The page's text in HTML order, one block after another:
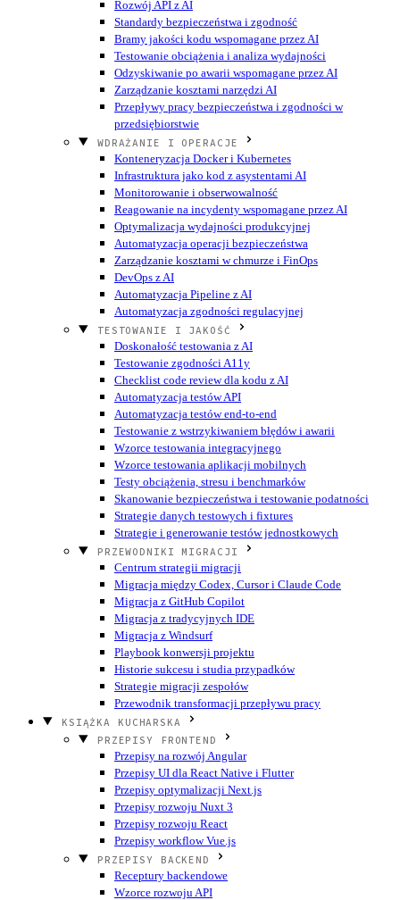
Rozwój API z AI
Standardy bezpieczeństwa i zgodność
Bramy jakości kodu wspomagane przez AI
Testowanie obciążenia i analiza wydajności
Odzyskiwanie po awarii wspomagane przez AI
Zarządzanie kosztami narzędzi AI
Przepływy pracy bezpieczeństwa i zgodności w
przedsiębiorstwie
WDRAŻANIE I OPERACJE
Konteneryzacja Docker i Kubernetes
Infrastruktura jako kod z asystentami AI
Monitorowanie i obserwowalność
Reagowanie na incydenty wspomagane przez AI
Optymalizacja wydajności produkcyjnej
Automatyzacja operacji bezpieczeństwa
Zarządzanie kosztami w chmurze i FinOps
DevOps z AI
Automatyzacja Pipeline z AI
Automatyzacja zgodności regulacyjnej
TESTOWANIE I JAKOŚĆ
Doskonałość testowania z AI
Testowanie zgodności A11y
Checklist code review dla kodu z AI
Automatyzacja testów API
Automatyzacja testów end-to-end
Testowanie z wstrzykiwaniem błędów i awarii
Wzorce testowania integracyjnego
Wzorce testowania aplikacji mobilnych
Testy obciążenia, stresu i benchmarków
Skanowanie bezpieczeństwa i testowanie podatności
Strategie danych testowych i fixtures
Strategie i generowanie testów jednostkowych
PRZEWODNIKI MIGRACJI
Centrum strategii migracji
Migracja między Codex, Cursor i Claude Code
Migracja z GitHub Copilot
Migracja z tradycyjnych IDE
Migracja z Windsurf
Playbook konwersji projektu
Historie sukcesu i studia przypadków
Strategie migracji zespołów
Przewodnik transformacji przepływu pracy
KSIĄŻKA KUCHARSKA
PRZEPISY FRONTEND
Przepisy na rozwój Angular
Przepisy UI dla React Native i Flutter
Przepisy optymalizacji Next.js
Przepisy rozwoju Nuxt 3
Przepisy rozwoju React
Przepisy workflow Vue.js
PRZEPISY BACKEND
Receptury backendowe
Wzorce rozwoju API